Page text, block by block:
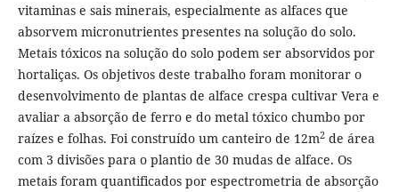
vitaminas e sais minerais, especialmente as alfaces que
absorvem micronutrientes presentes na solução do solo.
Metais tóxicos na solução do solo podem ser absorvidos por
hortaliças. Os objetivos deste trabalho foram monitorar o
desenvolvimento de plantas de alface crespa cultivar Vera e
avaliar a absorção de ferro e do metal tóxico chumbo por
raízes e folhas. Foi construído um canteiro de 12m2de área
com 3 divisões para o plantio de 30 mudas de alface. Os
metais foram quantificados por espectrometria de absorção